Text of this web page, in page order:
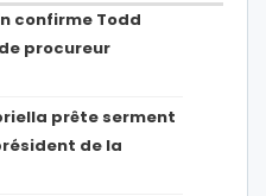
confirme Todd
procureur
prête serment
de la